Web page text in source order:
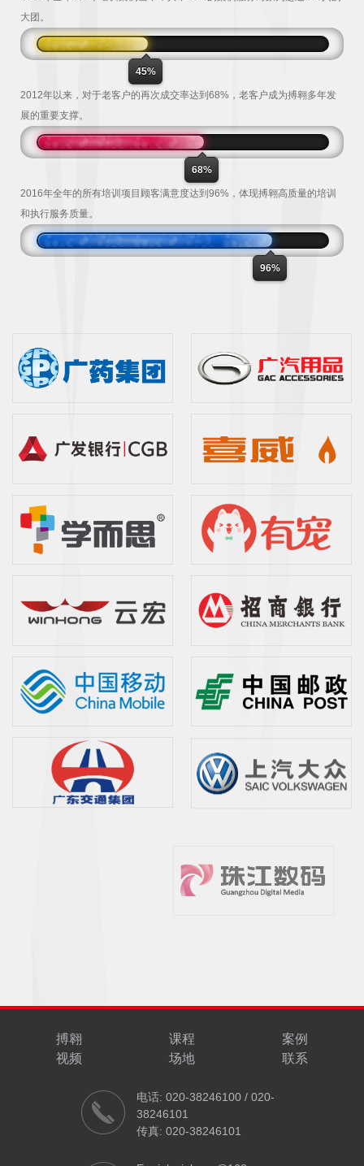
大团。
45%
2012年以来，对于老客户的再次成交率达到68%，老客户成为搏翱多年发
展的重要支撑。
68%
2016年全年的所有培训项目顾客满意度达到96%，体现搏翱高质量的培训
和执行服务质量。
96%
搏翱 课程
案例
视频
场地 联系
电话: 020-38246100 / 020-
38246101
传真: 020-38246101